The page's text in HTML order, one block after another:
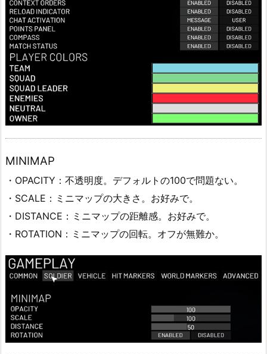
MINIMAP
・OPACITY：不透明度。デフォルトの100で問題ない。
・SCALE：ミニマップの大きさ。お好みで。
・DISTANCE：ミニマップの距離感。お好みで。
・ROTATION：ミニマップの回転。オフが無難か。